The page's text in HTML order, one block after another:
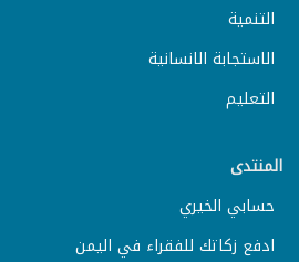
التنمية
الاستجابة الانسانية
التعليم
المنتدى
حسابي الخيري
ادفع زكاتك للفقراء في اليمن